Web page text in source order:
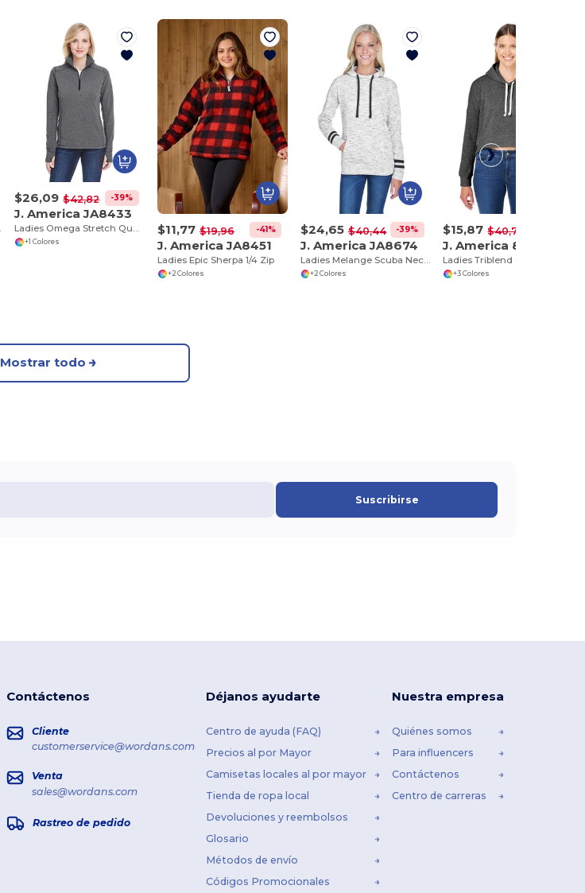
$26,09 $42,82 -39%
J. America JA8433
+1 Colores
$11,77 $19,96 -41%
J. America JA8451
Ladies Epic Sherpa 1/4 Zip
+2 Colores
$24,65 $40,44 -39%
J. America JA8674
Ladies Melange Scuba Neck Sweatshirt
+2 Colores
$15,87 $40,70
J. America 8853JA
+3 Colores
Mostrar todo
Suscribirse
Contáctenos
Cliente
customerservice@wordans.com
Venta
sales@wordans.com
Rastreo de pedido
Déjanos ayudarte
Centro de ayuda (FAQ)
Precios al por Mayor
Camisetas locales al por mayor
Tienda de ropa local
Devoluciones y reembolsos
Glosario
Métodos de envío
Códigos Promocionales
Nuestra empresa
Quiénes somos
Para influencers
Contáctenos
Centro de carreras